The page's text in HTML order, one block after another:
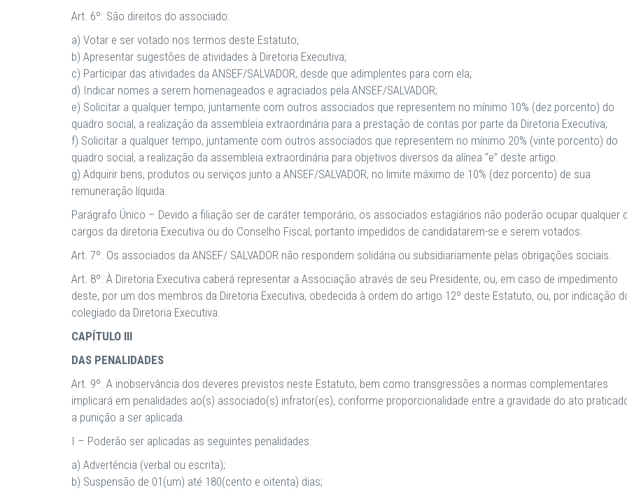
Art. 6º. São direitos do associado:
a) Votar e ser votado nos termos deste Estatuto;
b) Apresentar sugestões de atividades à Diretoria Executiva;
c) Participar das atividades da ANSEF/SALVADOR, desde que adimplentes para com ela;
d) Indicar nomes a serem homenageados e agraciados pela ANSEF/SALVADOR;
e) Solicitar a qualquer tempo, juntamente com outros associados que representem no mínimo 10% (dez porcento) do
quadro social, a realização da assembleia extraordinária para a prestação de contas por parte da Diretoria Executiva;
f) Solicitar a qualquer tempo, juntamente com outros associados que representem no mínimo 20% (vinte porcento) do
quadro social, a realização da assembleia extraordinária para objetivos diversos da alínea “e” deste artigo.
g) Adquirir bens, produtos ou serviços junto a ANSEF/SALVADOR, no limite máximo de 10% (dez porcento) de sua
remuneração líquida.
Parágrafo Único – Devido a filiação ser de caráter temporário, os associados estagiários não poderão ocupar qualquer
cargos da diretoria Executiva ou do Conselho Fiscal, portanto impedidos de candidatarem-se e serem votados.
Art. 7º. Os associados da ANSEF/ SALVADOR não respondem solidária ou subsidiariamente pelas obrigações sociais.
Art. 8º. À Diretoria Executiva caberá representar a Associação através de seu Presidente, ou, em caso de impedimento
deste, por um dos membros da Diretoria Executiva, obedecida à ordem do artigo 12º deste Estatuto, ou, por indicação
colegiado da Diretoria Executiva.
CAPÍTULO III
DAS PENALIDADES
Art. 9º. A inobservância dos deveres previstos neste Estatuto, bem como transgressões a normas complementares
implicará em penalidades ao(s) associado(s) infrator(es), conforme proporcionalidade entre a gravidade do ato
a punição a ser aplicada.
I – Poderão ser aplicadas as seguintes penalidades:
a) Advertência (verbal ou escrita);
b) Suspensão de 01(um) até 180(cento e oitenta) dias;